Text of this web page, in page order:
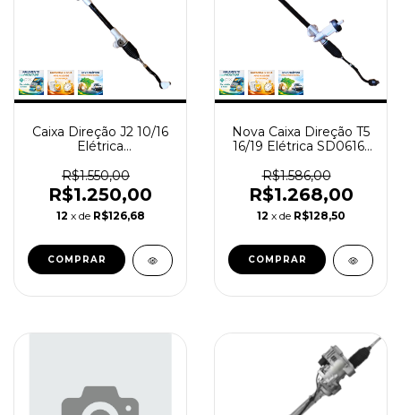
Caixa Direção J2 10/16
Elétrica
SD0625-N
R$1.550,00
R$1.250,00
12 x de R$126,68
Nova Caixa Direção T5
16/19 Elétrica SD0616-
R$1.586,00
R$1.268,00
12 x de R$128,50